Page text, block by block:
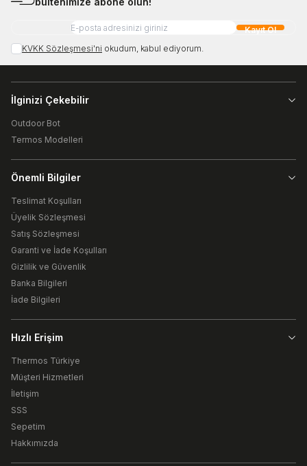
Kayıt Ol
KVKK Sözleşmesi'ni okudum, kabul ediyorum.
İlginizi Çekebilir
Outdoor Bot
Termos Modelleri
Önemli Bilgiler
Teslimat Koşulları
Üyelik Sözleşmesi
Satış Sözleşmesi
Garanti ve İade Koşulları
Gizlilik ve Güvenlik
Banka Bilgileri
İade Bilgileri
Hızlı Erişim
Thermos Türkiye
Müşteri Hizmetleri
İletişim
SSS
Sepetim
Hakkımızda